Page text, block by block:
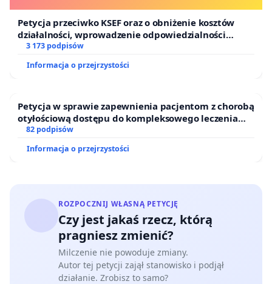
Petycja przeciwko KSEF oraz o obniżenie kosztów
działalności, wprowadzenie odpowiedzialności
finansowej kluczowych urzędników i sędziów
3 173 podpisów
Informacja o przejrzystości
Petycja w sprawie zapewnienia pacjentom z chorobą
otyłościową dostępu do kompleksowego leczenia
oraz programów profilaktycznych.
82 podpisów
Informacja o przejrzystości
ROZPOCZNIJ WŁASNĄ PETYCJĘ
Czy jest jakaś rzecz, którą
pragniesz zmienić?
Milczenie nie powoduje zmiany.
Autor tej petycji zajął stanowisko i podjął
działanie. Zrobisz to samo?